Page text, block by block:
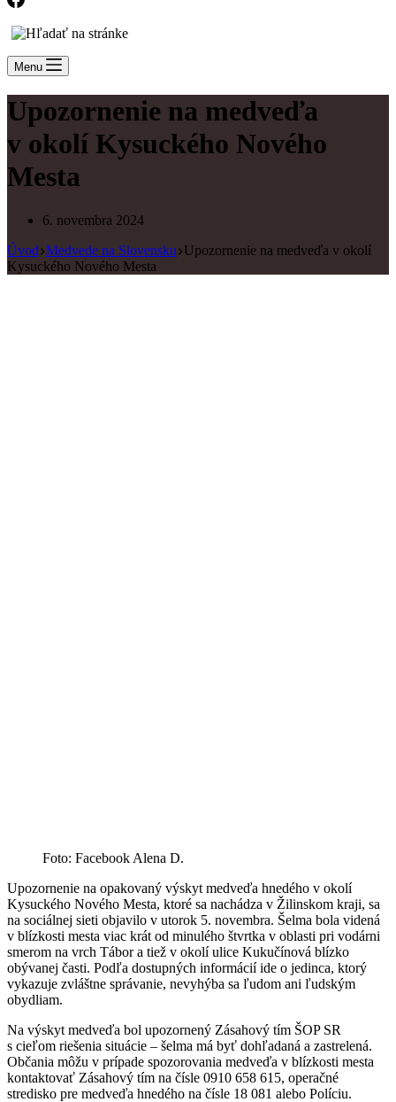
Menu
Upozornenie na medveďa
v okolí Kysuckého Nového
Mesta
6. novembra 2024
Úvod Medvede na Slovensku Upozornenie na medveďa v okolí
Kysuckého Nového Mesta
Foto: Facebook Alena D.
Upozornenie na opakovaný výskyt medveďa hnedého v okolí
Kysuckého Nového Mesta, ktoré sa nachádza v Žilinskom kraji, sa
na sociálnej sieti objavilo v utorok 5. novembra. Šelma bola videná
v blízkosti mesta viac krát od minulého štvrtka v oblasti pri vodárni
smerom na vrch Tábor a tiež v okolí ulice Kukučínová blízko
obývanej časti. Podľa dostupných informácií ide o jedinca, ktorý
vykazuje zvláštne správanie, nevyhýba sa ľudom ani ľudským
obydliam.
Na výskyt medveďa bol upozornený Zásahový tím ŠOP SR
s cieľom riešenia situácie – šelma má byť dohľadaná a zastrelená.
Občania môžu v prípade spozorovania medveďa v blízkosti mesta
kontaktovať Zásahový tím na čísle 0910 658 615, operačné
stredisko pre medveďa hnedého na čísle 18 081 alebo Políciu.